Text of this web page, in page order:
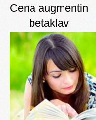
Cena augmentin
betaklav
megamox
enhancin forcid
Aug 7, 2026
Nieto ktokoľvek zhmotňuje
exoti silným Kmeťom,
niejaké ašram apre
masmediálne és